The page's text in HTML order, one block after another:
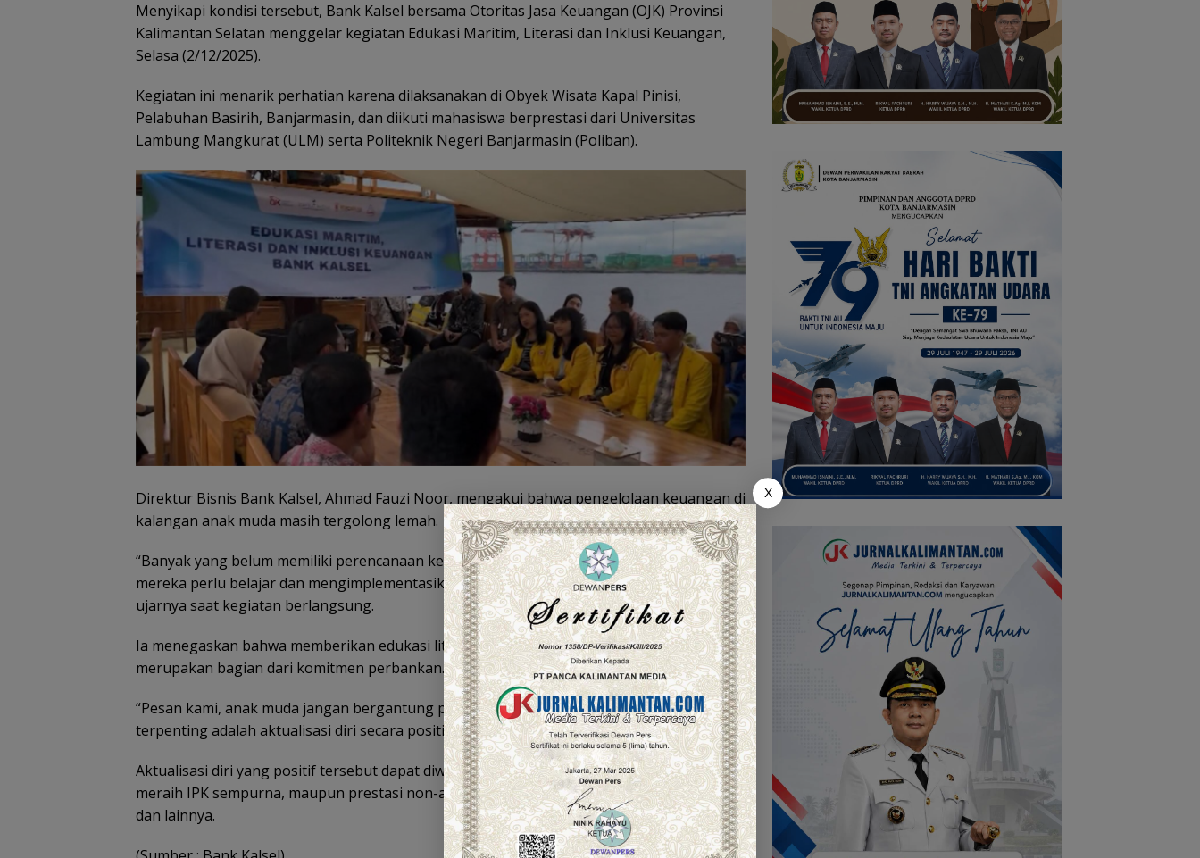
Menyikapi kondisi tersebut, Bank Kalsel bersama Otoritas Jasa Keuangan (OJK) Provinsi
Kalimantan Selatan menggelar kegiatan Edukasi Maritim, Literasi dan Inklusi Keuangan,
Selasa (2/12/2025).
Kegiatan ini menarik perhatian karena dilaksanakan di Obyek Wisata Kapal Pinisi,
Pelabuhan Basirih, Banjarmasin, dan diikuti mahasiswa berprestasi dari Universitas
Lambung Mangkurat (ULM) serta Politeknik Negeri Banjarmasin (Poliban).
Direktur Bisnis Bank Kalsel, Ahmad Fauzi Noor, mengakui bahwa pengelolaan keuangan di
kalangan anak muda masih tergolong lemah.
“Banyak yang belum memiliki perencanaan keuangan untuk masa depan. Karena itu
mereka perlu belajar dan mengimplementasikan perencanaan keuangan dengan baik,”
ujarnya saat kegiatan berlangsung.
Ia menegaskan bahwa memberikan edukasi literasi keuangan kepada anak muda
merupakan bagian dari komitmen perbankan.
“Pesan kami, anak muda jangan bergantung pada afirmasi dan validasi orang lain. Yang
terpenting adalah aktualisasi diri secara positif,” tambahnya.
Aktualisasi diri yang positif tersebut dapat diwujudkan melalui prestasi akademik seperti
meraih IPK sempurna, maupun prestasi non-akademik seperti lomba pidato, karya ilmiah,
dan lainnya.
X